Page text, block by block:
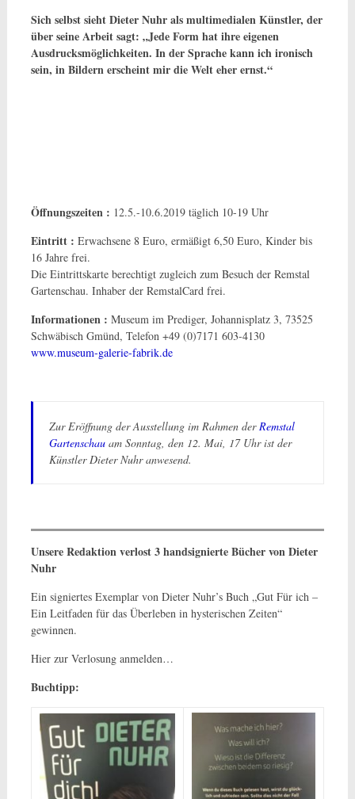
Sich selbst sieht Dieter Nuhr als multimedialen Künstler, der
über seine Arbeit sagt: „Jede Form hat ihre eigenen
Ausdrucksmöglichkeiten. In der Sprache kann ich ironisch
sein, in Bildern erscheint mir die Welt eher ernst.“
Öffnungszeiten : 12.5.-10.6.2019 täglich 10-19 Uhr
Eintritt : Erwachsene 8 Euro, ermäßigt 6,50 Euro, Kinder bis
16 Jahre frei.
Die Eintrittskarte berechtigt zugleich zum Besuch der Remstal
Gartenschau. Inhaber der RemstalCard frei.
Informationen : Museum im Prediger, Johannisplatz 3, 73525
Schwäbisch Gmünd, Telefon +49 (0)7171 603-4130
www.museum-galerie-fabrik.de
Zur Eröffnung der Ausstellung im Rahmen derRemstal
Gartenschauam Sonntag, den 12. Mai, 17 Uhr ist der
Künstler Dieter Nuhr anwesend.
Unsere Redaktion verlost 3 handsignierte Bücher von Dieter
Nuhr
Ein signiertes Exemplar von Dieter Nuhr’s Buch „Gut Für ich –
Ein Leitfaden für das Überleben in hysterischen Zeiten“
gewinnen.
Hier zur Verlosung anmelden…
Buchtipp: